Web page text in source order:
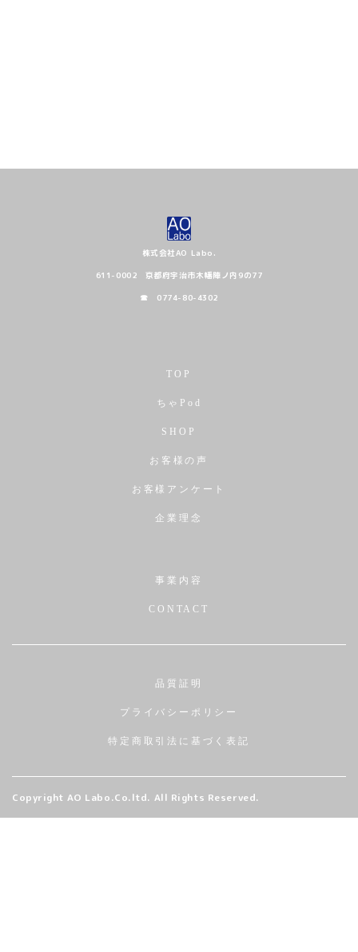
株式会社AO Labo.
611-0002 京都府宇治市木幡陣ノ内9の77
☎ 0774-80-4302
TOP
ちゃPod
SHOP
お客様の声
お客様アンケート
企業理念
事業内容
CONTACT
品質証明
プライバシーポリシー
特定商取引法に基づく表記
Copyright AO Labo.Co.ltd. All Rights Reserved.